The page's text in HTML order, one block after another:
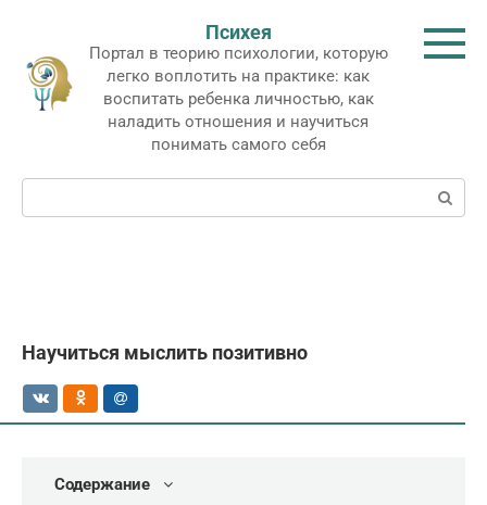
контенту
Психея
Портал в теорию психологии, которую
легко воплотить на практике: как
воспитать ребенка личностью, как
наладить отношения и научиться
понимать самого себя
Поиск:
Научиться мыслить позитивно
Содержание